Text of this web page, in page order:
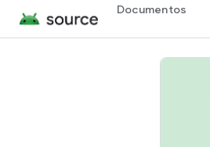
Documentos